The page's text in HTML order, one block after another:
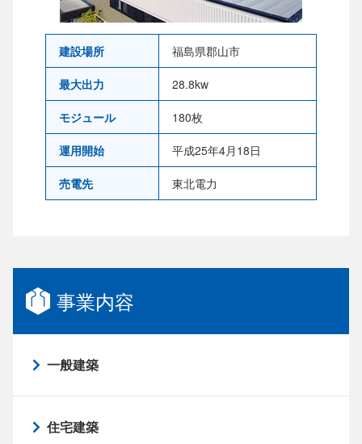
事業内容
一般建築
住宅建築
建設場所 福島県郡山市
最大出力 28.8kw
モジュール 180枚
運用開始 平成25年4月18日
売電先 東北電力